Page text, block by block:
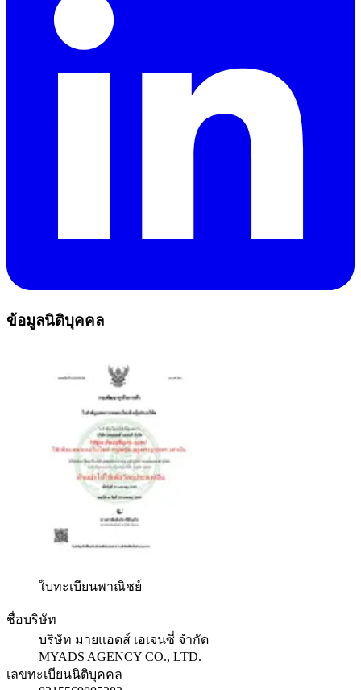
ข้อมูลนิติบุคคล
ใบทะเบียนพาณิชย์
ชื่อบริษัท
บริษัท มายแอดส์ เอเจนซี่ จำกัด
MYADS AGENCY CO., LTD.
เลขทะเบียนนิติบุคคล